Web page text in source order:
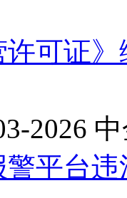
许可证
2026
平台违